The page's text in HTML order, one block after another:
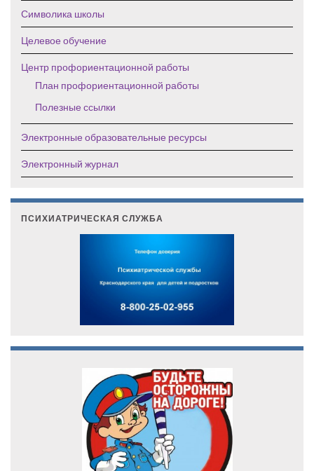
Символика школы
Целевое обучение
Центр профориентационной работы
План профориентационной работы
Полезные ссылки
Электронные образовательные ресурсы
Электронный журнал
ПСИХИАТРИЧЕСКАЯ СЛУЖБА